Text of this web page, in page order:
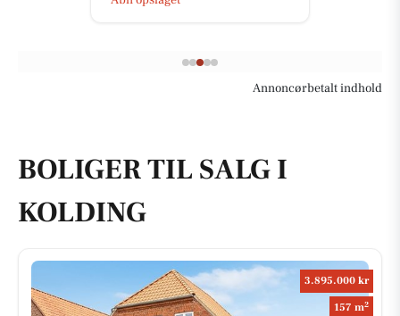
Annoncørbetalt indhold
BOLIGER TIL SALG I
KOLDING
3.895.000 kr
157 m2